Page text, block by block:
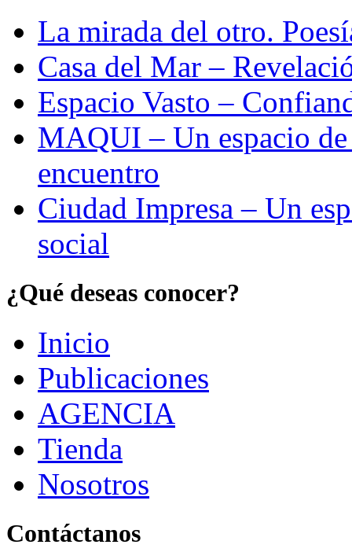
La mirada del otro.
Casa del Mar –
Espacio Vasto –
MAQUI – Un espacio
encuentro
Ciudad Impresa – Un
social
¿Qué deseas conocer?
Inicio
Publicaciones
AGENCIA
Tienda
Nosotros
Contáctanos